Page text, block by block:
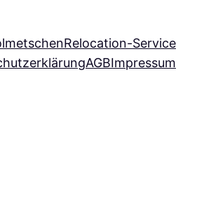
Relocation-Service
AGBImpressum